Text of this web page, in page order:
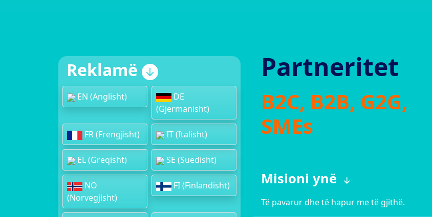
Reklamë
EN (Anglisht)
DE
(Gjermanisht)
FR (Frengjisht) IT (Italisht)
EL (Greqisht) SE (Suedisht)
NO
(Norvegjisht)
FI (Finlandisht)
Partneritet
B2C, B2B, G2G,
SMEs
Misioni ynë
Të pavarur dhe të hapur me të gjithë.